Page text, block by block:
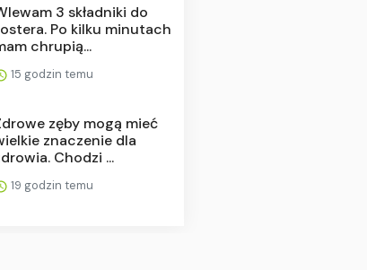
3 składniki do
Po kilku minutach
chrupią...
15 godzin temu
zęby mogą mieć
znaczenie dla
Chodzi ...
19 godzin temu